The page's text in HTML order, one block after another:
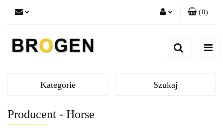
Zgody cookies
(0)
Kategorie Szukaj
Producent - Horse